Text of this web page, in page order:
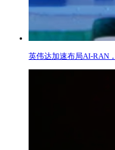
英伟达加速布局AI-RAN